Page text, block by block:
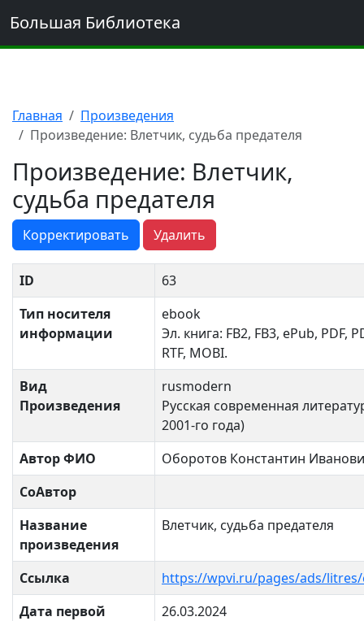
Большая Библиотека
Главная
Произведения
Произведение: Влетчик, судьба предателя
Произведение: Влетчик,
судьба предателя
Корректировать Удалить
ID
63
Тип носителя
информации
ebook
Эл. книга: FB2, FB3, ePub, PDF,
RTF, MOBI.
Вид
Произведения
rusmodern
Русская современная
2001-го года)
Автор ФИО
Оборотов Константин
СоАвтор
Название
произведения
Влетчик, судьба предателя
Ссылка
https://wpvi.ru/pages/ads/
Дата первой
26.03.2024